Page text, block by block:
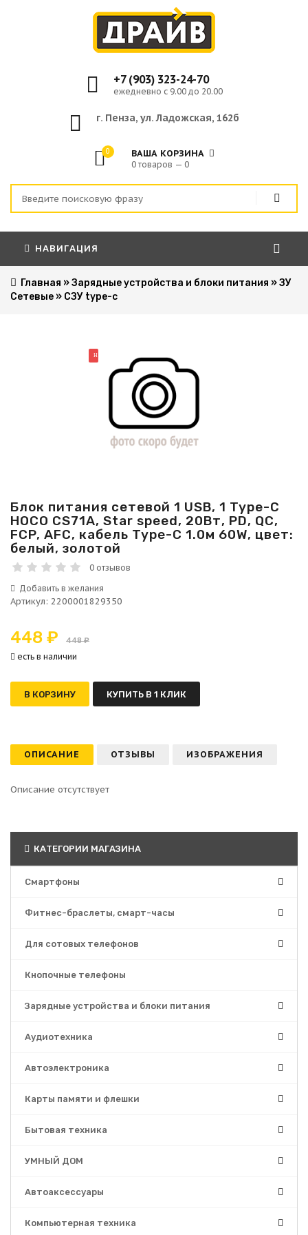
+7 (903) 323-24-70
ежедневно с 9.00 до 20.00
г. Пенза, ул. Ладожская, 162б
0 ВАША КОРЗИНА
0 товаров — 0
НАВИГАЦИЯ
Главная »Зарядные устройства и блоки питания »ЗУ
Сетевые » СЗУ type-c
НОВИНКА
Блок питания сетевой 1 USB, 1 Type-C
HOCO CS71A, Star speed, 20Вт, PD, QC,
FCP, AFC, кабель Type-C 1.0м 60W, цвет:
белый, золотой
0 отзывов
Артикул: 2200001829350
448 ₽ 448 ₽
есть в наличии
В КОРЗИНУ КУПИТЬ В 1 КЛИК
ОПИСАНИЕ ОТЗЫВЫ ИЗОБРАЖЕНИЯ
Описание отсутствует
КАТЕГОРИИ МАГАЗИНА
Смартфоны
Фитнес-браслеты, смарт-часы
Для сотовых телефонов
Кнопочные телефоны
Зарядные устройства и блоки питания
Аудиотехника
Автоэлектроника
Карты памяти и флешки
Бытовая техника
УМНЫЙ ДОМ
Автоаксессуары
Компьютерная техника